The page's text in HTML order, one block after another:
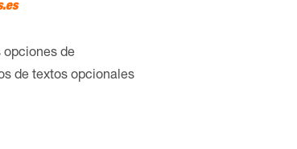
opciones de
de textos opcionales